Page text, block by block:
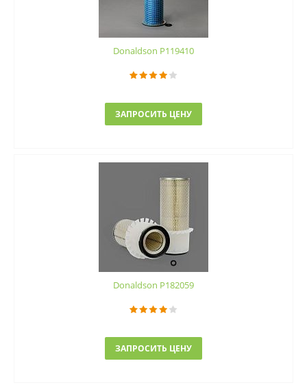
Donaldson P119410
ЗАПРОСИТЬ ЦЕНУ
Donaldson P182059
ЗАПРОСИТЬ ЦЕНУ